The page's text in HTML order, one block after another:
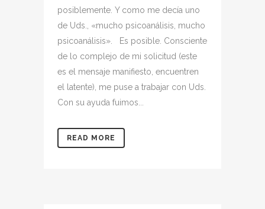
posiblemente. Y como me decía uno
de Uds., «mucho psicoanálisis, mucho
psicoanálisis». Es posible. Consciente
de lo complejo de mi solicitud (este
es el mensaje manifiesto, encuentren
el latente), me puse a trabajar con Uds.
Con su ayuda fuimos...
READ MORE